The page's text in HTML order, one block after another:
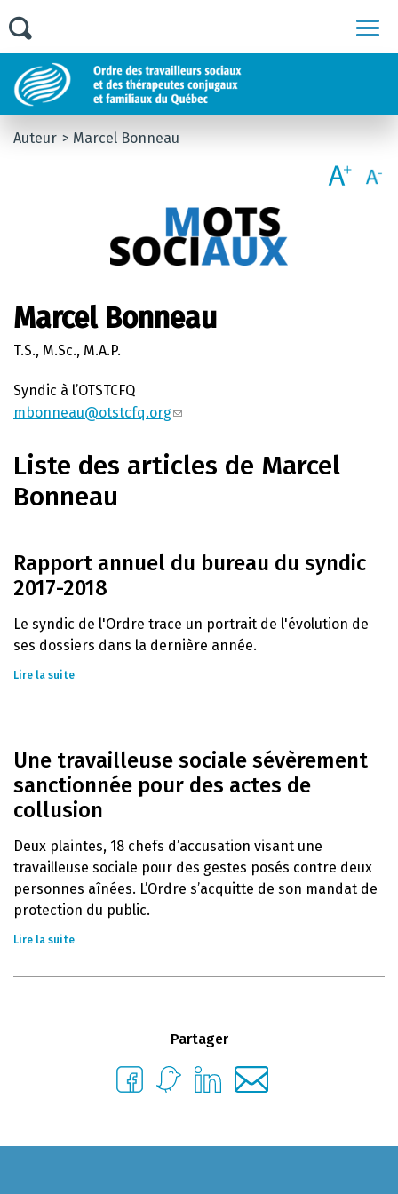
Auteur Marcel Bonneau
Marcel Bonneau
T.S., M.Sc., M.A.P.
Syndic à l’OTSTCFQ
mbonneau@otstcfq.org
Liste des articles de Marcel
Bonneau
Rapport annuel du bureau du syndic
2017-2018
Le syndic de l'Ordre trace un portrait de l'évolution de
ses dossiers dans la dernière année.
Lire la suite
Une travailleuse sociale sévèrement
sanctionnée pour des actes de
collusion
Deux plaintes, 18 chefs d’accusation visant une
travailleuse sociale pour des gestes posés contre deux
personnes aînées. L’Ordre s’acquitte de son mandat de
protection du public.
Lire la suite
Partager